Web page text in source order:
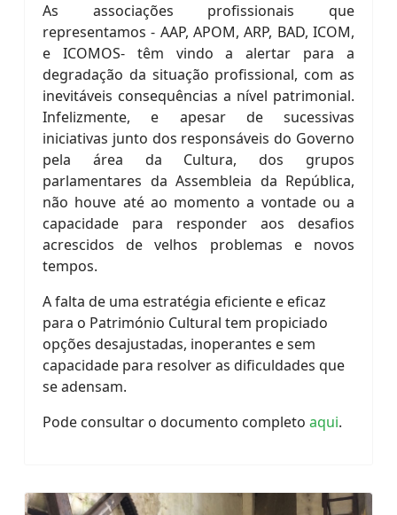
As associações profissionais que
representamos - AAP, APOM, ARP, BAD, ICOM,
e ICOMOS- têm vindo a alertar para a
degradação da situação profissional, com as
inevitáveis consequências a nível patrimonial.
Infelizmente, e apesar de sucessivas
iniciativas junto dos responsáveis do Governo
pela área da Cultura, dos grupos
parlamentares da Assembleia da República,
não houve até ao momento a vontade ou a
capacidade para responder aos desafios
acrescidos de velhos problemas e novos
tempos.
A falta de uma estratégia eficiente e eficaz
para o Património Cultural tem propiciado
opções desajustadas, inoperantes e sem
capacidade para resolver as dificuldades que
se adensam.
Pode consultar o documento completo aqui.